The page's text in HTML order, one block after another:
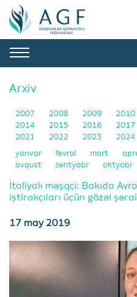
Arxiv
2007 2008 2009 2010
2014
2015 2016 2017
2021
2022 2023 2024
yanvar fevral mart
avqust
sentyabr oktyabr
İtaliyalı məşqçi: Bakıda
iştirakçıları üçün gözəl
17 may 2019